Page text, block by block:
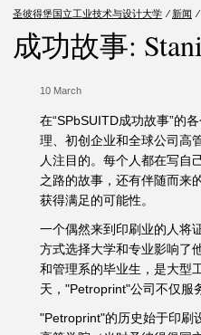
圣彼得堡国立工业技术与设计大学 ⁄ 新闻 ⁄
成功故事:
10 March
在“SPbSUITD成功故事”的
理、初创企业和全球公司高
人注目的。每个人都在写自
之路的故事，还有伴随而来
获得满足的可能性。
一个偶然来到印刷业的人将
方式选择大学和专业影响了
和管理系的毕业生，是大型
天，"Petroprint"公司不仅服
"Petroprint"的历史始于印刷